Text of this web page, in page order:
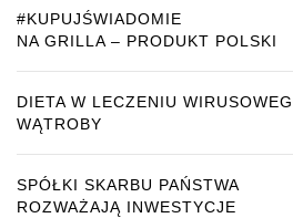
#KUPUJŚWIADOMIE
NA GRILLA – PRODUKT POLSKI
DIETA W LECZENIU
WĄTROBY
SPÓŁKI SKARBU PAŃSTWA
ROZWAŻAJĄ INWESTYCJE